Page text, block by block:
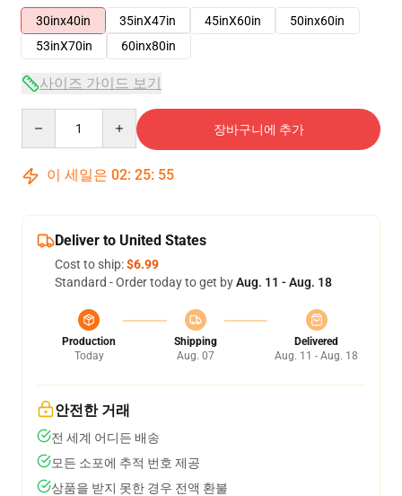
30inx40in
35inX47in 45inX60in
50inx60in
53inX70in
60inx80in
사이즈 가이드 보기
장바구니에 추가
이 세일은 02: 25: 54
Deliver to United States
Cost to ship:$6.99
Standard - Order today to get byAug. 11 - Aug. 18
Production
Today
Shipping
Aug. 07
Delivered
Aug. 11 - Aug. 18
안전한 거래
전 세계 어디든 배송
모든 소포에 추적 번호 제공
상품을 받지 못한 경우 전액 환불